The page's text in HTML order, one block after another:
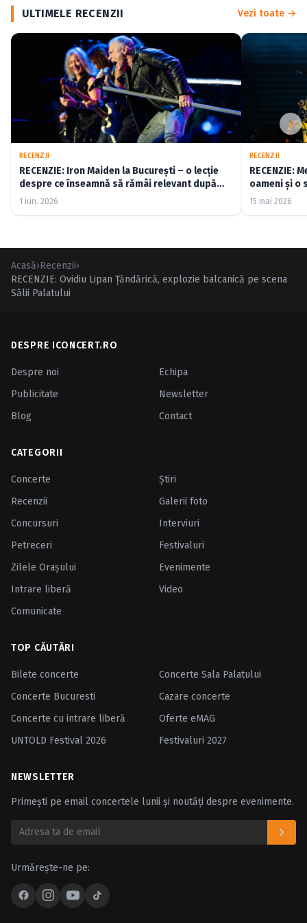
ULTIMELE RECENZII Vezi toate →
RECENZII
RECENZIE: Iron Maiden la București – o lecție
despre ce înseamnă să rămâi relevant după
cincizeci de ani (FOTO)
1 iun. 2026
RECENZII
RECENZIE:
oameni și o
15 mai 2026
Acasă›Recenzii›
RECENZIE: Ovidiu Lipan Ţăndărică, explozie balcanică pe scena
Sălii Palatului
DESPRE ICONCERT.RO
Despre noi
Echipa
Publicitate
Newsletter
Blog
Contact
CATEGORII
Concerte
Ştiri
Recenzii
Galerii foto
Concursuri
Interviuri
Petreceri
Festivaluri
Zilele Oraşului
Evenimente
Intrare liberă
Video
Comunicate
TOP CĂUTĂRI
Bilete concerte
Concerte Sala Palatului
Concerte Bucuresti
Cazare concerte
Concerte cu intrare liberă
Oferte eMAG
UNTOLD Festival 2026
Festivaluri 2027
NEWSLETTER
Primești pe email concertele lunii și noutăți despre evenimente.
Urmărește-ne pe: